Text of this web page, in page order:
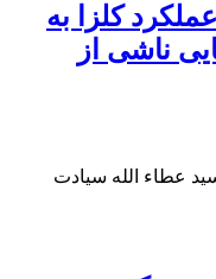
کلزا به
ناشی از
عطاء الله سیادت